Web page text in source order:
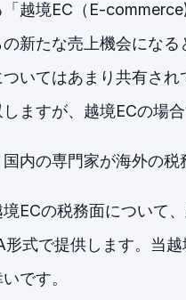
越境EC（E-
新たな売上機会にな
いてはあまり共有さ
ますが、越境ECの場
内の専門家が海外の税
ECの税務面について
式で提供します。当
です。